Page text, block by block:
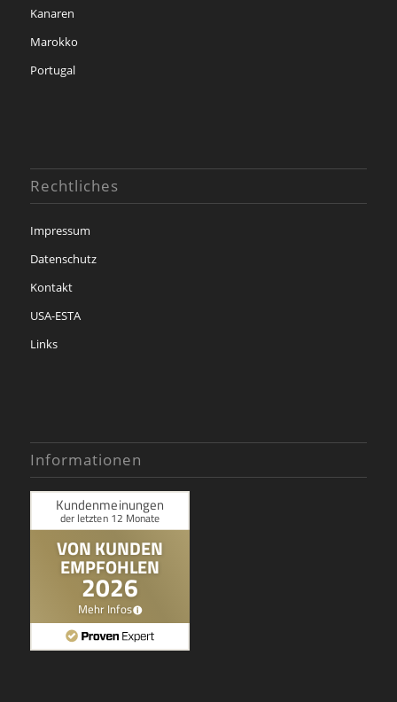
Kanaren
Marokko
Portugal
Rechtliches
Impressum
Datenschutz
Kontakt
USA-ESTA
Links
Informationen